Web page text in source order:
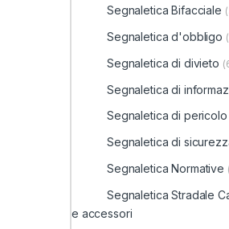
Segnaletica Bifacciale
Segnaletica d'obbligo
Segnaletica di divieto
Segnaletica di
Segnaletica di pericolo
Segnaletica di
Segnaletica Normative
Segnaletica Stradale
e accessori